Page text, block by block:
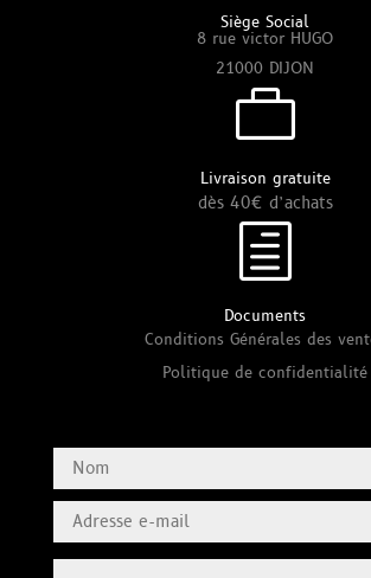
Siège Social
8 rue victor HUGO
21000 DIJON

Livraison gratuite
dès 40€ d’achats
h
Documents
Conditions Générales des
Politique de confidentialité